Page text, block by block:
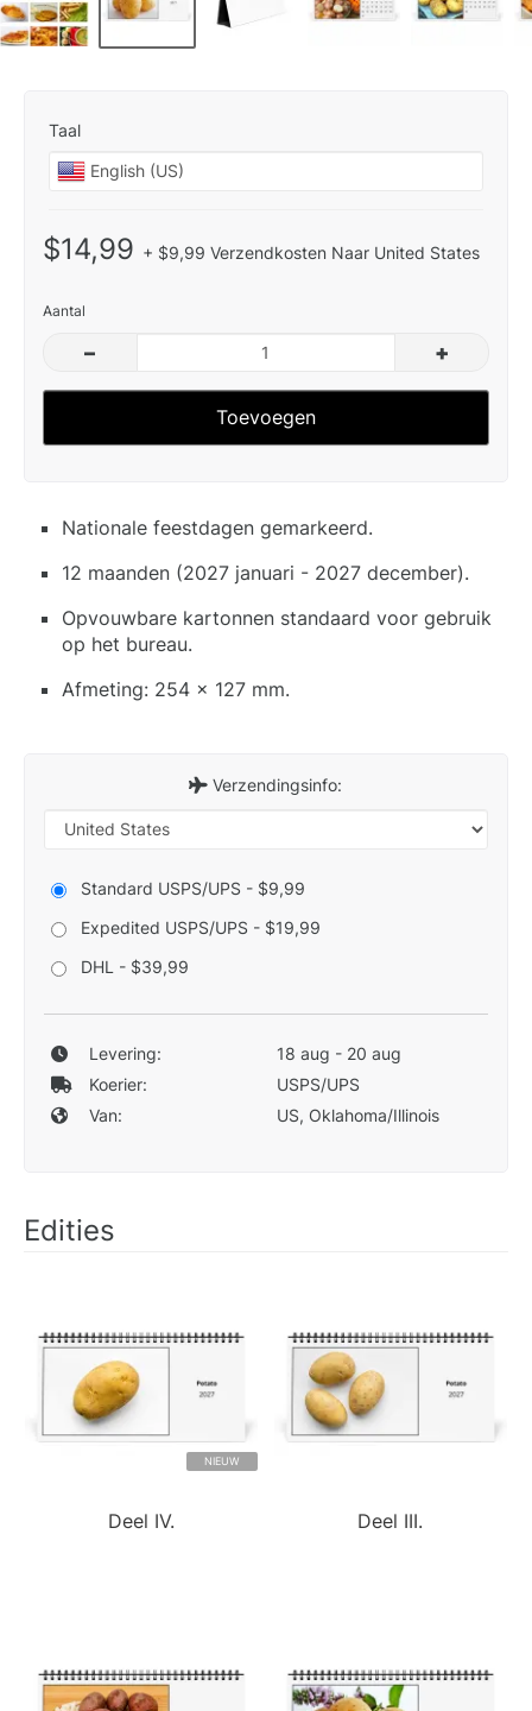
Taal
$14,99 + $9,99 Verzendkosten Naar United States
Aantal
– +
Toevoegen
Nationale feestdagen gemarkeerd.
12 maanden (2027 januari - 2027 december).
Opvouwbare kartonnen standaard voor gebruik
op het bureau.
Afmeting: 254 x 127 mm.
Verzendingsinfo:
Standard USPS/UPS - $9,99
Expedited USPS/UPS - $19,99
DHL - $39,99
Levering:
18 aug - 20 aug
Koerier:
USPS/UPS
Van:
US, Oklahoma/Illinois
Edities
NIEUW
Deel IV. Deel III.